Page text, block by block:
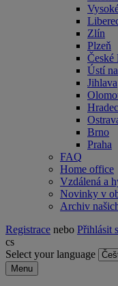
Zlín
Plzeň
České
Ústí
Jihlava
Brno
Praha
FAQ
Home office
Vzdálená a
Novinky v
Archiv
Registrace nebo Přihlásit
cs
Select your language
Menu